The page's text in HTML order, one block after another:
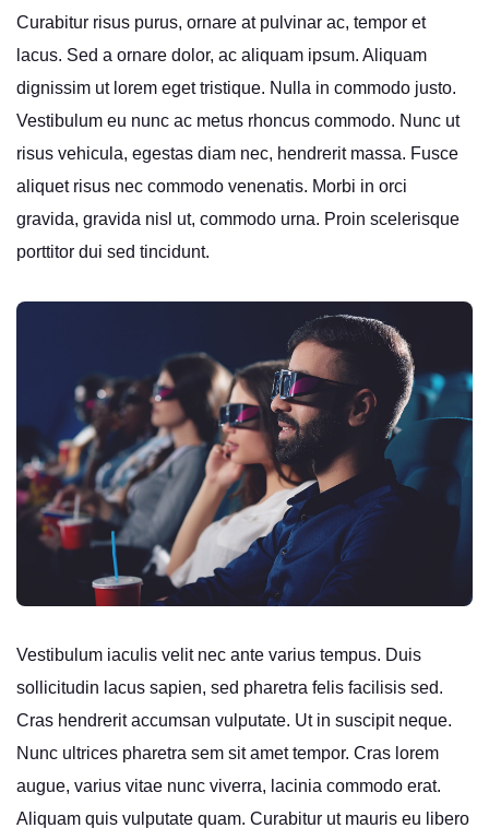
Curabitur risus purus, ornare at pulvinar ac, tempor et
lacus. Sed a ornare dolor, ac aliquam ipsum. Aliquam
dignissim ut lorem eget tristique. Nulla in commodo justo.
Vestibulum eu nunc ac metus rhoncus commodo. Nunc ut
risus vehicula, egestas diam nec, hendrerit massa. Fusce
aliquet risus nec commodo venenatis. Morbi in orci
gravida, gravida nisl ut, commodo urna. Proin scelerisque
porttitor dui sed tincidunt.
Vestibulum iaculis velit nec ante varius tempus. Duis
sollicitudin lacus sapien, sed pharetra felis facilisis sed.
Cras hendrerit accumsan vulputate. Ut in suscipit neque.
Nunc ultrices pharetra sem sit amet tempor. Cras lorem
augue, varius vitae nunc viverra, lacinia commodo erat.
Aliquam quis vulputate quam. Curabitur ut mauris eu libero